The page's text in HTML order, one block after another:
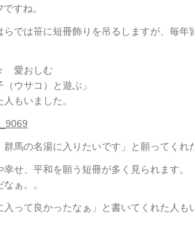
すね。
では笹に短冊飾りを吊るしますが、毎年
愛おしむ
サコ）と遊ぶ」
もいました。
馬の名湯に入りたいです」と願ってくれ
せ、平和を願う短冊が多く見られます。
ぁ。。
入って良かったなぁ」と書いてくれた人